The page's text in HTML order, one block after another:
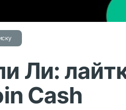
Ли:
Cash